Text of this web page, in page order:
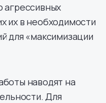
агрессивных
их в необходимости
для «максимизации
наводят на
Для